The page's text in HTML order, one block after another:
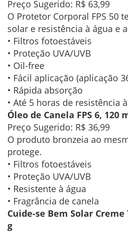
Preço Sugerido: R$ 63,99
O Protetor Corporal FPS 50
solar e resistência à água e
• Filtros fotoestáveis
• Proteção UVA/UVB
• Oil-free
• Fácil aplicação (aplicação
• Rápida absorção
• Até 5 horas de resistência
Óleo de Canela FPS 6, 120
Preço Sugerido: R$ 36,99
O produto bronzeia ao
protege.
• Filtros fotoestáveis
• Proteção UVA/UVB
• Resistente à água
• Fragrância de canela
Cuide-se Bem Solar
g